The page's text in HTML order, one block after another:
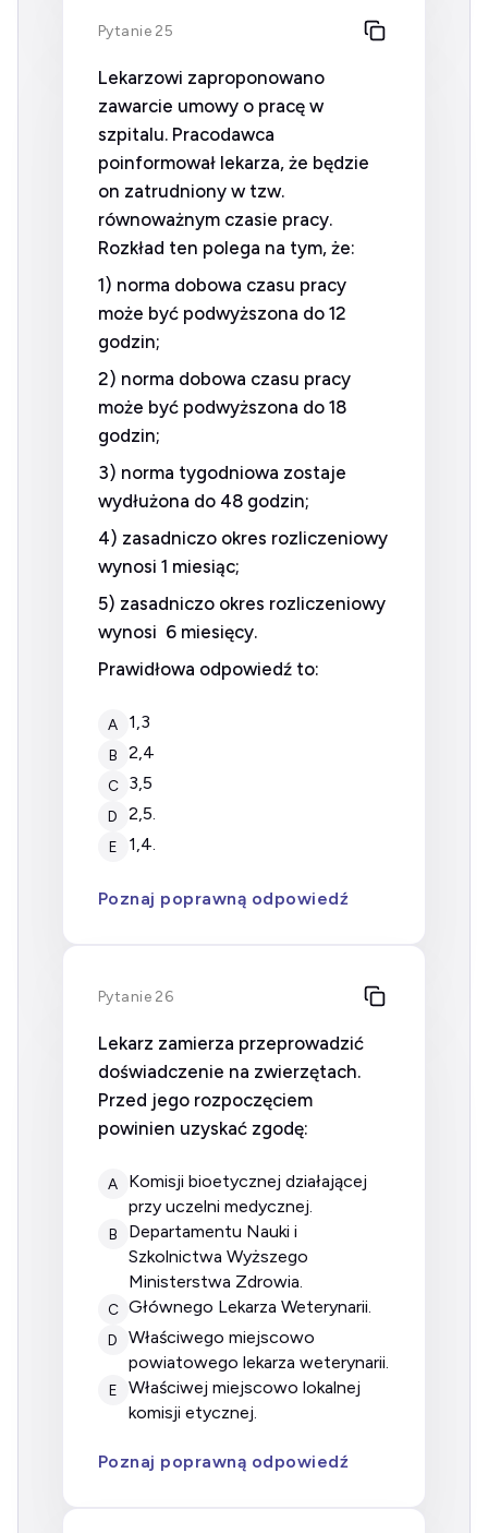
Pytanie 25
Lekarzowi zaproponowano
zawarcie umowy o pracę w
szpitalu. Pracodawca
poinformował lekarza, że będzie
on zatrudniony w tzw.
równoważnym czasie pracy.
Rozkład ten polega na tym, że:
1) norma dobowa czasu pracy
może być podwyższona do 12
godzin;
2) norma dobowa czasu pracy
może być podwyższona do 18
godzin;
3) norma tygodniowa zostaje
wydłużona do 48 godzin;
4) zasadniczo okres rozliczeniowy
wynosi 1 miesiąc;
5) zasadniczo okres rozliczeniowy
wynosi 6 miesięcy.
Prawidłowa odpowiedź to:
A 1,3
B 2,4
C 3,5
D 2,5.
E 1,4.
Poznaj poprawną odpowiedź
Pytanie 26
Lekarz zamierza przeprowadzić
doświadczenie na zwierzętach.
Przed jego rozpoczęciem
powinien uzyskać zgodę:
A
komisji bioetycznej działającej
przy uczelni medycznej.
B
Departamentu Nauki i
Szkolnictwa Wyższego
Ministerstwa Zdrowia.
C Głównego Lekarza Weterynarii.
D
właściwego miejscowo
powiatowego lekarza weterynarii.
E
właściwej miejscowo lokalnej
komisji etycznej.
Poznaj poprawną odpowiedź